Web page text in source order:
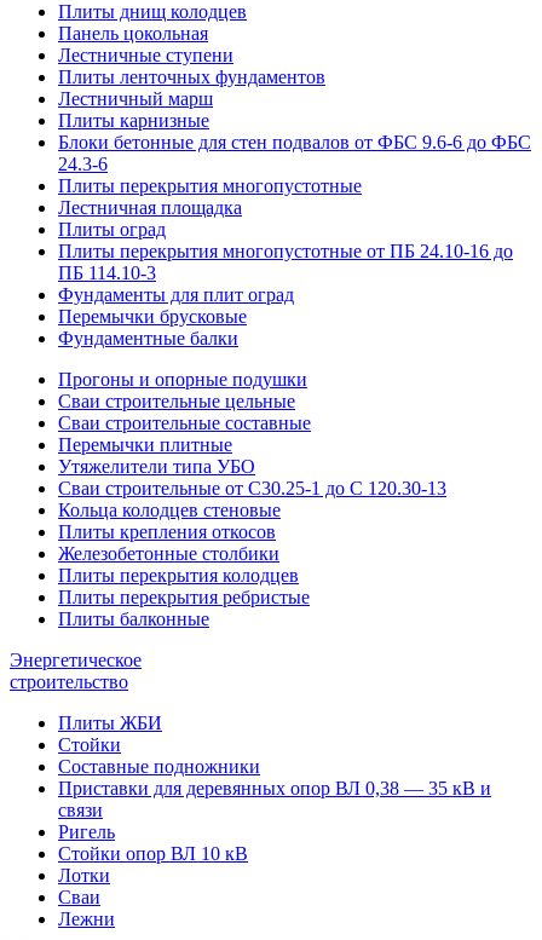
Плиты днищ колодцев
Панель цокольная
Лестничные ступени
Плиты ленточных фундаментов
Лестничный марш
Плиты карнизные
Блоки бетонные для стен подвалов от ФБС 9.6-6 до ФБС
24.3-6
Плиты перекрытия многопустотные
Лестничная площадка
Плиты оград
Плиты перекрытия многопустотные от ПБ 24.10-16 до
ПБ 114.10-3
Фундаменты для плит оград
Перемычки брусковые
Фундаментные балки
Прогоны и опорные подушки
Сваи строительные цельные
Сваи строительные составные
Перемычки плитные
Утяжелители типа УБО
Сваи строительные от С30.25-1 до С 120.30-13
Кольца колодцев стеновые
Плиты крепления откосов
Железобетонные столбики
Плиты перекрытия колодцев
Плиты перекрытия ребристые
Плиты балконные
Энергетическое
строительство
Плиты ЖБИ
Стойки
Составные подножники
Приставки для деревянных опор ВЛ 0,38 — 35 кВ и
связи
Ригель
Стойки опор ВЛ 10 кВ
Лотки
Сваи
Лежни